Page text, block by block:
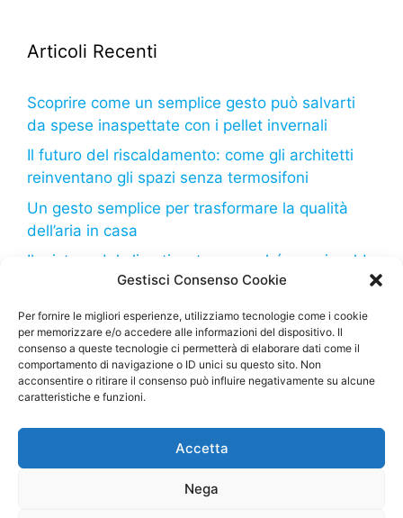
Gestisci Consenso Cookie
Per fornire le migliori esperienze, utilizziamo tecnologie come i cookie
per memorizzare e/o accedere alle informazioni del dispositivo. Il
consenso a queste tecnologie ci permetterà di elaborare dati come il
comportamento di navigazione o ID unici su questo sito. Non
acconsentire o ritirare il consenso può influire negativamente su alcune
caratteristiche e funzioni.
Accetta
Nega
Articoli Recenti
Scoprire come un semplice gesto può salvarti
da spese inaspettate con i pellet invernali
Il futuro del riscaldamento: come gli architetti
reinventano gli spazi senza termosifoni
Un gesto semplice per trasformare la qualità
dell’aria in casa
Il mistero del climatizzatore: perché non riscalda
come dovrebbe?
Il freddo in arrivo: come il tuo frigorifero può
aiutarti a risparmiare sulla bolletta
proprietà della Marco Bruzzone S.R.L. – P. Iva
Affiliazione Amazon EU, un programma di affiliazione